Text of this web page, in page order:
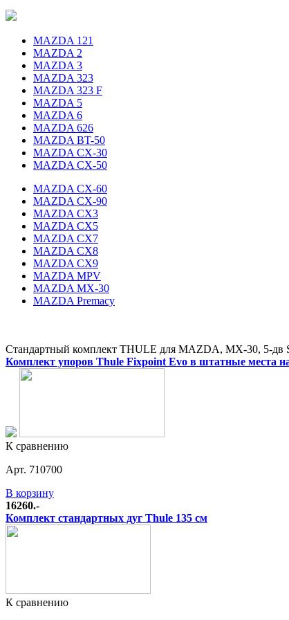
MAZDA 121
MAZDA 2
MAZDA 3
MAZDA 323
MAZDA 323 F
MAZDA 5
MAZDA 6
MAZDA 626
MAZDA BT-50
MAZDA CX-30
MAZDA CX-50
MAZDA CX-60
MAZDA CX-90
MAZDA CX3
MAZDA CX5
MAZDA CX7
MAZDA CX8
MAZDA CX9
MAZDA MPV
MAZDA MX-30
MAZDA Premacy
Стандартный комплект THULE для MAZDA, MX-30, 5-дв
Комплект упоров Thule Fixpoint Evo в штатные места
К сравнению
Арт. 710700
В корзину
16260.-
Комплект стандартных дуг Thule 135 см
К сравнению